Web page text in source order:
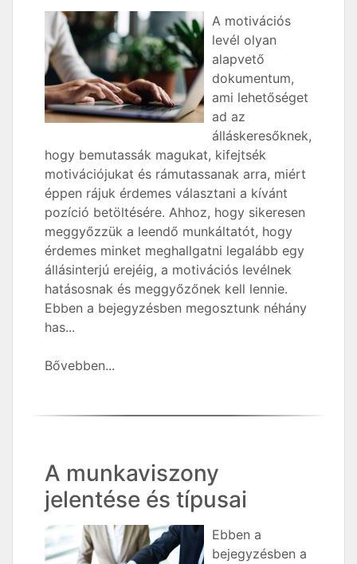
A motivációs
levél olyan
alapvető
dokumentum,
ami lehetőséget
ad az
álláskeresőknek,
hogy bemutassák magukat, kifejtsék
motivációjukat és rámutassanak arra, miért
éppen rájuk érdemes választani a kívánt
pozíció betöltésére. Ahhoz, hogy sikeresen
meggyőzzük a leendő munkáltatót, hogy
érdemes minket meghallgatni legalább egy
állásinterjú erejéig, a motivációs levélnek
hatásosnak és meggyőzőnek kell lennie.
Ebben a bejegyzésben megosztunk néhány
has...
Bővebben...
A munkaviszony
jelentése és típusai
Ebben a
bejegyzésben a